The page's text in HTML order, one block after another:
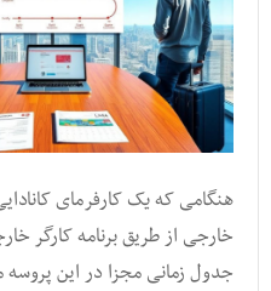
هنگامی که یک کارفرمای
جدول زمانی مجزا در این